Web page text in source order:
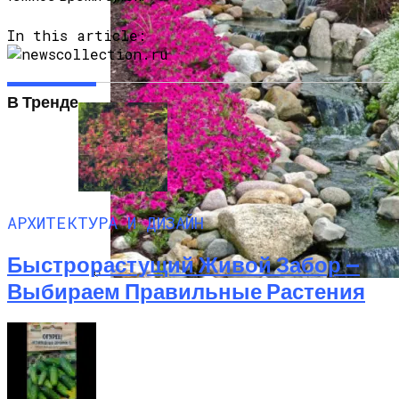
9 Советов По Выращиванию Картошки
Альпийская Горка – Как Сделать
In this article:
В Тренде
АРХИТЕКТУРА И ДИЗАЙН
Быстрорастущий Живой Забор —
Выбираем Правильные Растения